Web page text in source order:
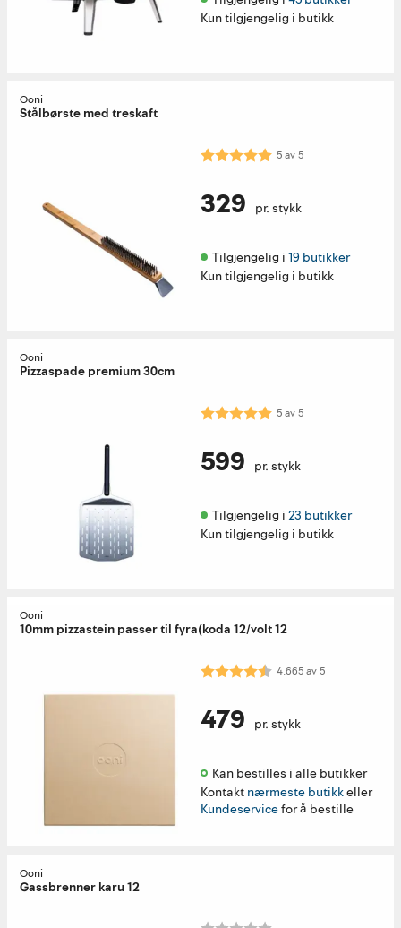
Kun tilgjengelig i butikk
Ooni
Stålbørste med treskaft
Karakter: 5.0 av 5 mulige
5av5
329 pr. stykk
Tilgjengelig i 19 butikker
Kun tilgjengelig i butikk
Ooni
Pizzaspade premium 30cm
Karakter: 5.0 av 5 mulige
5av5
599 pr. stykk
Tilgjengelig i 23 butikker
Kun tilgjengelig i butikk
Ooni
10mm pizzastein passer til fyra(koda 12/volt 12
Karakter: 4.7 av 5 mulige
4.665av5
479 pr. stykk
Kan bestilles i alle butikker
Kontakt nærmeste butikkeller
Kundeservicefor å bestille
Ooni
Gassbrenner karu 12